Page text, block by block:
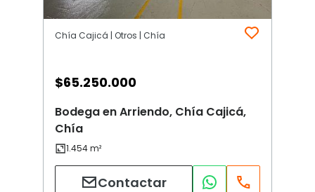
Chía Cajicá | Otros | Chía
$65.250.000
Bodega en Arriendo, Chía Cajicá,
Chía
Contactar